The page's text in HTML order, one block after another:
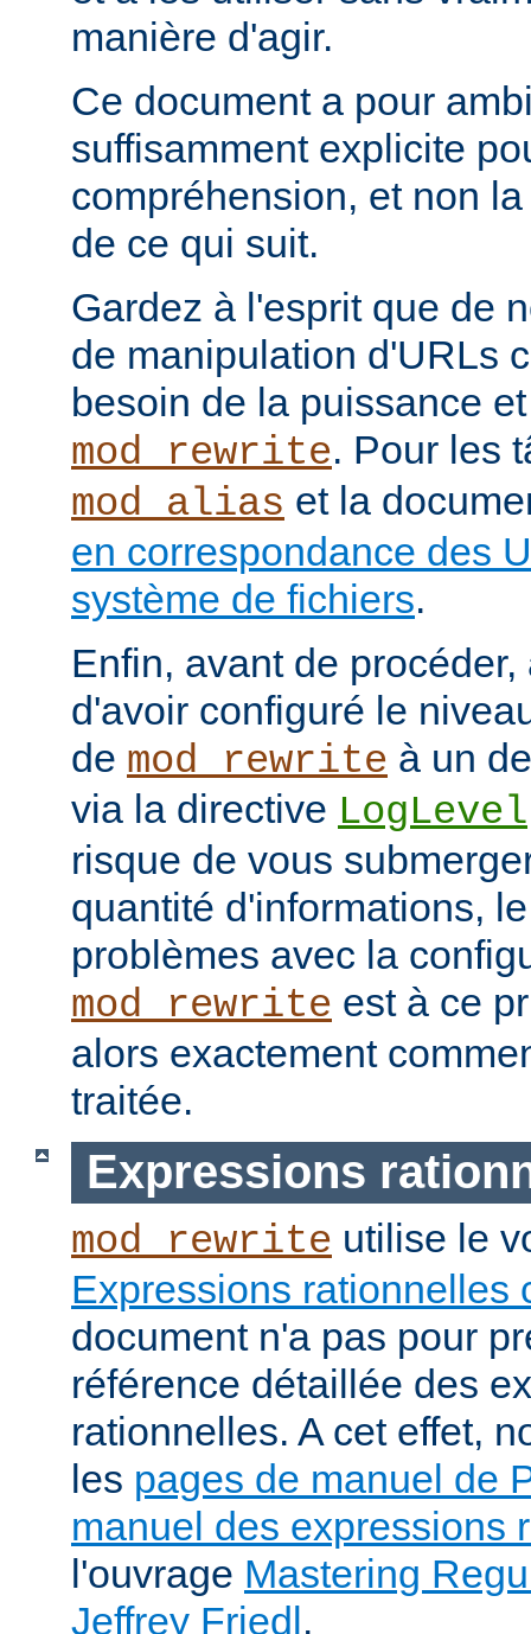
manière d'agir.
Ce document a pour
suffisamment explicite
compréhension, et non
de ce qui suit.
Gardez à l'esprit que de
de manipulation d'URLs
besoin de la puissance
mod_rewrite. Pour les
mod_alias et la
en correspondance des
système de fichiers.
Enfin, avant de
d'avoir configuré le
de mod_rewrite à un
via la directive LogLevel
risque de vous
quantité d'informations,
problèmes avec la
mod_rewrite est à ce
alors exactement
traitée.
Expressions
mod_rewrite utilise le
Expressions rationnelles
document n'a pas pour
référence détaillée des
rationnelles. A cet effet,
les pages de manuel de
manuel des expressions
l'ouvrage Mastering
Jeffrey Friedl.